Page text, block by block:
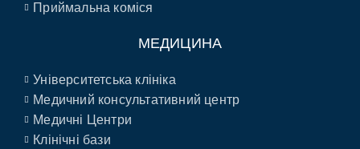
Приймальна коміся
МЕДИЦИНА
Університетська клініка
Медичний консультативний центр
Медичні Центри
Клінічні бази